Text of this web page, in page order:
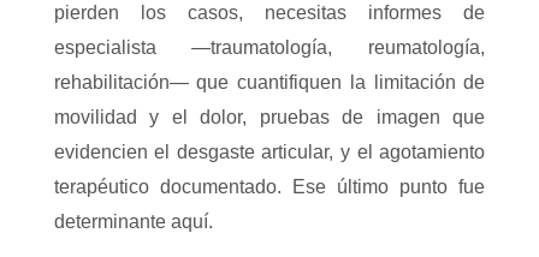
pierden los casos, necesitas informes de
especialista —traumatología, reumatología,
rehabilitación— que cuantifiquen la limitación de
movilidad y el dolor, pruebas de imagen que
evidencien el desgaste articular, y el agotamiento
terapéutico documentado. Ese último punto fue
determinante aquí.